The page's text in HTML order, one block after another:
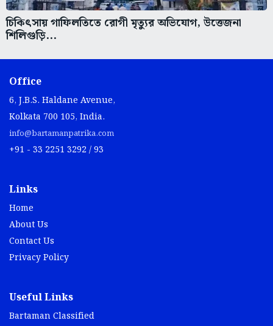
চিকিৎসায় গাফিলতিতে রোগী মৃত্যুর অভিযোগ, উত্তেজনা
শিলিগুড়ি...
Office
6, J.B.S. Haldane Avenue,
Kolkata 700 105, India.
info@bartamanpatrika.com
+91 - 33 2251 3292 / 93
Links
Home
About Us
Contact Us
Privacy Policy
Useful Links
Bartaman Classified